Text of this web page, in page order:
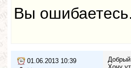
Вы
01.06.2013 10:39
Добрый